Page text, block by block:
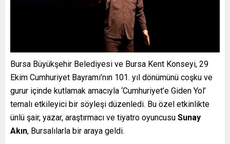
Bursa Büyükşehir Belediyesi ve Bursa Kent Konseyi, 29
Ekim Cumhuriyet Bayramı’nın 101. yıl dönümünü coşku ve
gurur içinde kutlamak amacıyla ‘Cumhuriyet’e Giden Yol’
temalı etkileyici bir söyleşi düzenledi. Bu özel etkinlikte
ünlü şair, yazar, araştırmacı ve tiyatro oyuncusu Sunay
Akın, Bursalılarla bir araya geldi.